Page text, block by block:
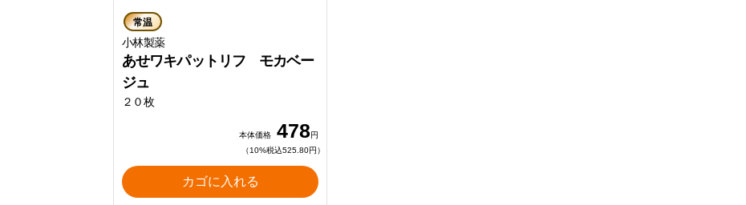
常温
小林製薬
あせワキパットリフ モカベー
ジュ
２０枚
本体価格 478円
（10%税込525.80円）
カゴに入れる